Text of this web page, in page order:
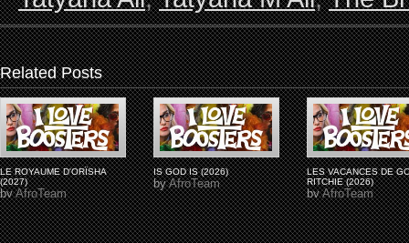
Related Posts
LE ROYAUME D'ORÏSHA
(2027)
byAfroTeam
IS GOD IS (2026)
byAfroTeam
LES VACANCES DE
RITCHIE (2026)
byAfroTeam